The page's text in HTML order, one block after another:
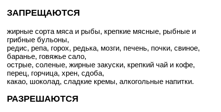
ЗАПРЕЩАЮТСЯ
жирные сорта мяса и рыбы, крепкие мясные, рыбные и
грибные бульоны,
редис, репа, горох, редька, мозги, печень, почки, свиное,
баранье, говяжье сало,
острые, соленые, жирные закуски, крепкий чай и кофе,
перец, горчица, хрен, сдоба,
какао, шоколад, сладкие кремы, алкогольные напитки.
РАЗРЕШАЮТСЯ